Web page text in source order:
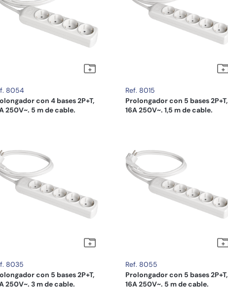
8054
con 4 bases 2P+T,
250V~. 5 m de cable.
Ref. 8015
Prolongador con 5 bases 2P+T,
16A 250V~. 1,5 m de cable.
8035
con 5 bases 2P+T,
250V~. 3 m de cable.
Ref. 8055
Prolongador con 5 bases 2P+T,
16A 250V~. 5 m de cable.